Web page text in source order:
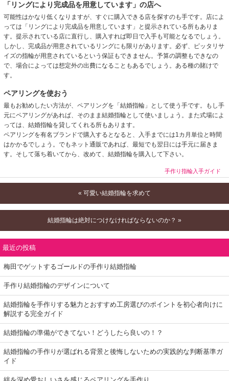
「リングにより完成品を用意しています」の店へ
可能性はかなり低くなりますが、すぐに購入できる店を探すのも手です。店によ
っては「リングにより完成品を用意しています」と提示されている所もありま
す。提示されている店に直行し、購入すれば即日で入手も可能となるでしょう。
しかし、完成品が用意されているリングにも限りがあります。必ず、ピッタリサ
イズの指輪が用意されているという保証もできません。予算の調整もできなの
で、場合によっては想定外の出費になることもあるでしょう。ある種の賭けで
す。
ペアリングを使おう
最もお勧めしたい方法が、ペアリングを「結婚指輪」として使う手です。もし手
元にペアリングがあれば、そのまま結婚指輪として使いましょう。また式場によ
っては、結婚指輪を貸してくれる所もあります。
ペアリングを有名ブランドで購入するとなると、入手までには1カ月単位と時間
はかかるでしょう。でもネット通販であれば、最短でも翌日には手元に届きま
す。そして落ち着いてから、改めて、結婚指輪を購入して下さい。
手作り指輪入手ガイド
« 可愛い結婚指輪を求めて
結婚指輪は絶対につけなければならないのか？ »
最近の投稿
梅田でゲットするゴールドの手作り結婚指輪
手作り結婚指輪のデザインについて
結婚指輪を手作りする魅力とおすすめ工房選びのポイントを初心者向けに
解説する完全ガイド
結婚指輪の準備ができてない！どうしたら良いの！？
結婚指輪の手作りが選ばれる背景と後悔しないための実践的な判断基準ガ
イド